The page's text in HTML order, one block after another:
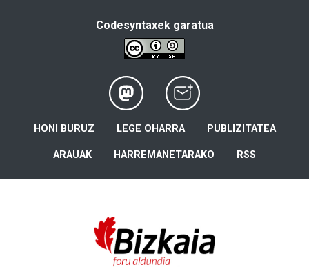
Codesyntaxek garatua
HONI BURUZ LEGE OHARRA PUBLIZITATEA
ARAUAK HARREMANETARAKO RSS